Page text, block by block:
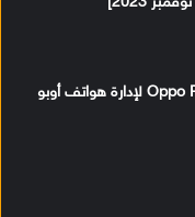
تحميل برنامج Oppo PC Suite لإدارة هواتف أوبو